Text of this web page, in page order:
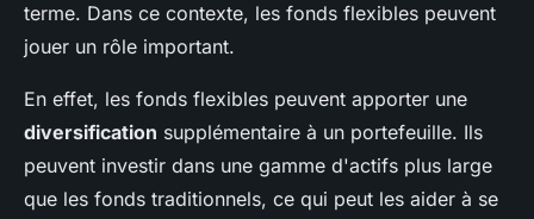
terme. Dans ce contexte, les fonds flexibles peuvent
jouer un rôle important.
En effet, les fonds flexibles peuvent apporter une
diversification supplémentaire à un portefeuille. Ils
peuvent investir dans une gamme d'actifs plus large
que les fonds traditionnels, ce qui peut les aider à se